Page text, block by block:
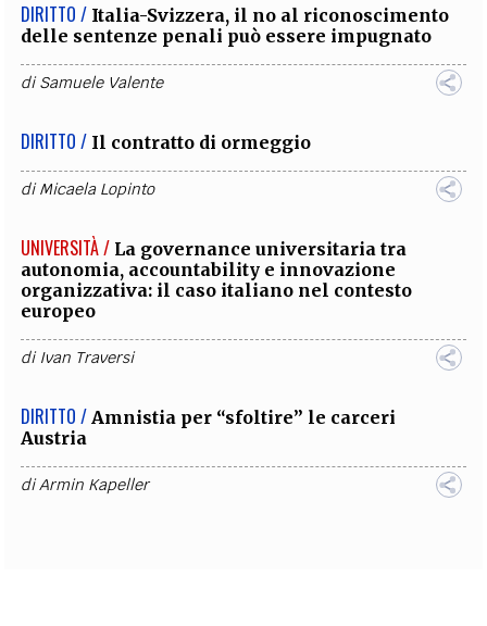
DIRITTO / Italia-Svizzera, il no al riconoscimento
delle sentenze penali può essere impugnato
diSamuele Valente
DIRITTO / Il contratto di ormeggio
diMicaela Lopinto
UNIVERSITÀ / La governance universitaria tra
autonomia, accountability e innovazione
organizzativa: il caso italiano nel contesto
europeo
di Ivan Traversi
DIRITTO / Amnistia per “sfoltire” le carceri
Austria
diArmin Kapeller